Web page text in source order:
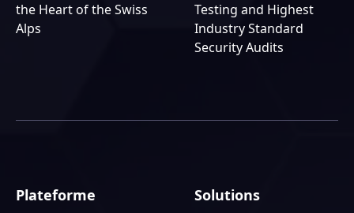
the Heart of the Swiss
Alps
Testing and Highest
Industry Standard
Security Audits
Plateforme Solutions